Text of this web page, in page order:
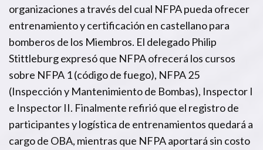
organizaciones a través del cual NFPA pueda ofrecer
entrenamiento y certificación en castellano para
bomberos de los Miembros. El delegado Philip
Stittleburg expresó que NFPA ofrecerá los cursos
sobre NFPA 1 (código de fuego), NFPA 25
(Inspección y Mantenimiento de Bombas), Inspector I
e Inspector II. Finalmente refirió que el registro de
participantes y logística de entrenamientos quedará a
cargo de OBA, mientras que NFPA aportará sin costo